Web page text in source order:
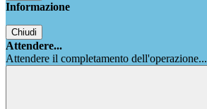
Informazione
Chiudi
Attendere...
Attendere il completamento dell'operazione...